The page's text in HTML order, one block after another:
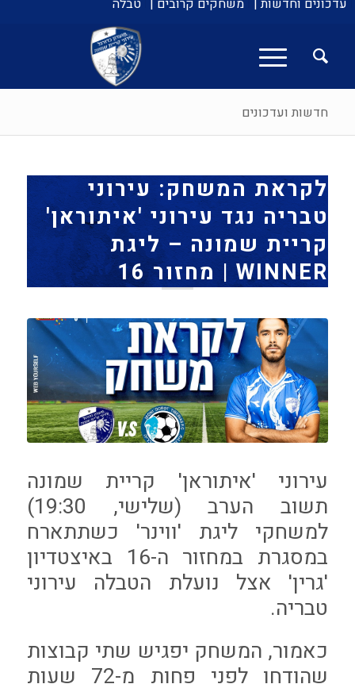
עדכונים וחדשות | משחקים קרובים | טבלה
חדשות ועדכונים
לקראת המשחק: עירוני
טבריה נגד עירוני 'איתוראן'
קריית שמונה – ליגת
WINNER | מחזור 16
עירוני 'איתוראן' קריית שמונה
תשוב הערב (שלישי, 19:30)
למשחקי ליגת 'ווינר' כשתתארח
במסגרת במחזור ה-16 באיצטדיון
'גרין' אצל נועלת הטבלה עירוני
טבריה.
כאמור, המשחק יפגיש שתי קבוצות
שהודחו לפני פחות מ-72 שעות